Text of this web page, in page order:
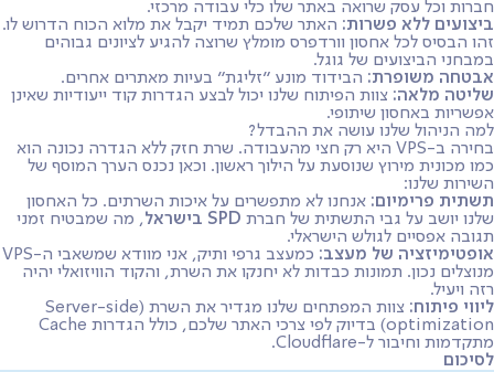
חברות וכל עסק שרואה באתר שלו כלי עבודה מרכזי.
ביצועים ללא פשרות: האתר שלכם תמיד יקבל את מלוא הכוח הדרוש לו.
זהו הבסיס לכל אחסון וורדפרס מומלץ שרוצה להגיע לציונים גבוהים
במבחני הביצועים של גוגל.
אבטחה משופרת: הבידוד מונע "זליגת" בעיות מאתרים אחרים.
שליטה מלאה: צוות הפיתוח שלנו יכול לבצע הגדרות קוד ייעודיות שאינן
אפשריות באחסון שיתופי.
למה הניהול שלנו עושה את ההבדל?
בחירה ב-VPS היא רק חצי מהעבודה. שרת חזק ללא הגדרה נכונה הוא
כמו מכונית מירוץ שנוסעת על הילוך ראשון. וכאן נכנס הערך המוסף של
השירות שלנו:
תשתית פרימיום: אנחנו לא מתפשרים על איכות השרתים. כל האחסון
שלנו יושב על גבי התשתית של חברת SPD בישראל
, מה שמבטיח זמני
תגובה אפסיים לגולש הישראלי.
אופטימיזציה של מעצב:
כמעצב גרפי ותיק, אני מוודא שמשאבי ה-VPS
מנוצלים נכון. תמונות כבדות לא יחנקו את השרת, והקוד הוויזואלי יהיה
רזה ויעיל.
ליווי פיתוח:
צוות המפתחים שלנו מגדיר את השרת (Server-side
optimization) בדיוק לפי צרכי האתר שלכם, כולל הגדרות Cache
מתקדמות וחיבור ל-Cloudflare.
לסיכום